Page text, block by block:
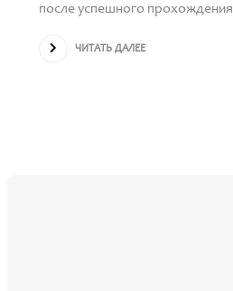
после успешного прохождения
ЧИТАТЬ ДАЛЕЕ